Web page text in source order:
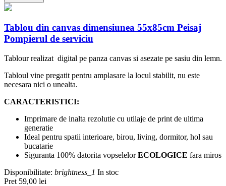
Tablou din canvas dimensiunea 55x85cm Peisaj
Pompierul de serviciu
Tablour realizat digital pe panza canvas si asezate pe sasiu din lemn.
Tabloul vine pregatit pentru amplasare la locul stabilit, nu este
necesara nici o unealta.
CARACTERISTICI:
Imprimare de inalta rezolutie cu utilaje de print de ultima
generatie
Ideal pentru spatii interioare, birou, living, dormitor, hol sau
bucatarie
Siguranta 100% datorita vopselelorECOLOGICE fara miros
Disponibilitate: brightness_1 In stoc
Pret 59,00 lei